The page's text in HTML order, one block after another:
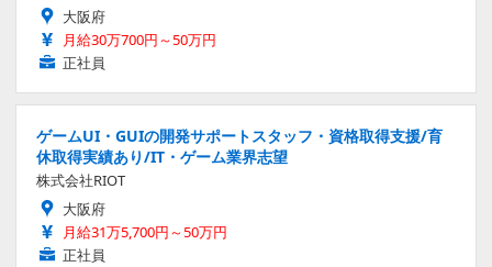
大阪府
月給30万700円～50万円
正社員
ゲームUI・GUIの開発サポートスタッフ・資格取得支援/育
休取得実績あり/IT・ゲーム業界志望
株式会社RIOT
大阪府
月給31万5,700円～50万円
正社員